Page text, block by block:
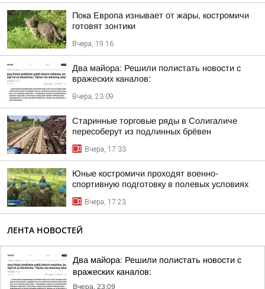
Пока Европа изнывает от жары, костромичи
готовят зонтики
Вчера, 19:16
Два майора: Решили полистать новости с
вражеских каналов:
Вчера, 23:09
Старинные торговые ряды в Солигаличе
пересоберут из подлинных брёвен
Вчера, 17:33
Юные костромичи проходят военно-
спортивную подготовку в полевых условиях
Вчера, 17:23
ЛЕНТА НОВОСТЕЙ
Два майора: Решили полистать новости с
вражеских каналов:
Вчера, 23:09